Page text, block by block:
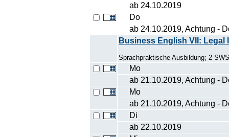
ab 24.10.2019
Do
ab 24.10.2019, Achtung -
Business English VII: Legal
Sprachpraktische Ausbildung; 2
Mo
ab 21.10.2019, Achtung -
Mo
ab 21.10.2019, Achtung -
Di
ab 22.10.2019